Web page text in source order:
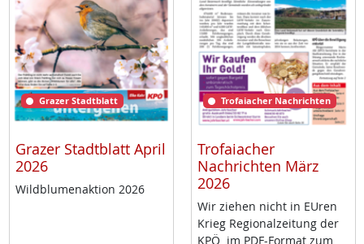
Grazer Stadtblatt
Grazer Stadtblatt April
2026
Wild­blu­men­ak­ti­on 2026
Trofaiacher Nachrichten
Trofaiacher
Nachrichten März
2026
Wir zie­hen nicht in EU­ren
Krieg Re­gio­nal­zei­tung der
KPÖ im PDF-For­mat zum